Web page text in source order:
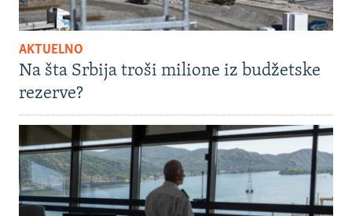
AKTUELNO
Na šta Srbija troši milione iz budžetske
rezerve?